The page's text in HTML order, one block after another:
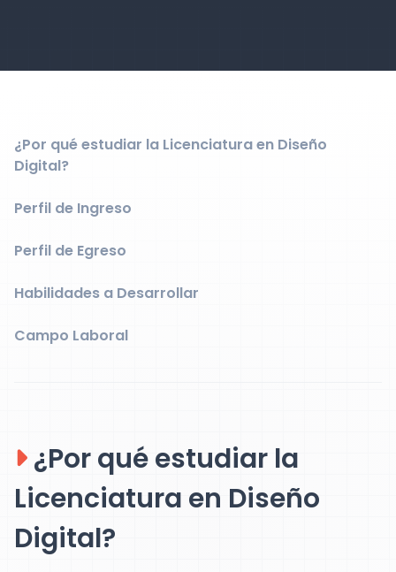
¿Por qué estudiar la Licenciatura en Diseño
Digital?
Perfil de Ingreso
Perfil de Egreso
Habilidades a Desarrollar
Campo Laboral
¿Por qué estudiar la
Licenciatura en Diseño
Digital?